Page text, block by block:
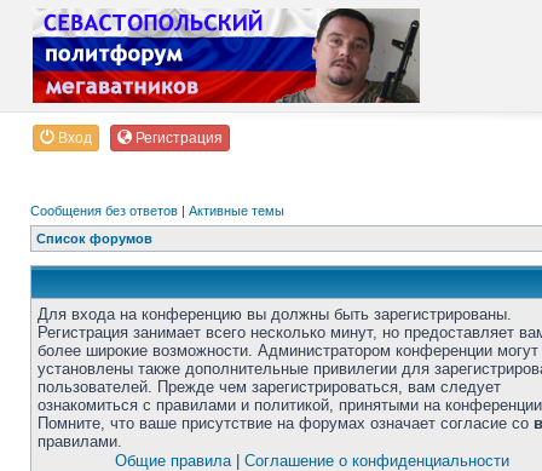
Вход Регистрация
Сообщения без ответов | Активные темы
Список форумов
Для входа на конференцию вы должны быть зарегистрированы.
Регистрация занимает всего несколько минут, но предоставляет
более широкие возможности. Администратором конференции
установлены также дополнительные привилегии для
пользователей. Прежде чем зарегистрироваться, вам следует
ознакомиться с правилами и политикой, принятыми на
Помните, что ваше присутствие на форумах означает согласие со
правилами.
Общие правила| Соглашение о конфиденциальности